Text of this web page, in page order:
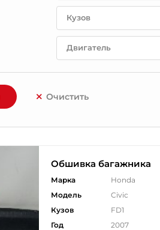
Кузов
Двигатель
Очистить
Обшивка багажника
Марка
Honda
Модель
Civic
Кузов
FD1
Год
2007